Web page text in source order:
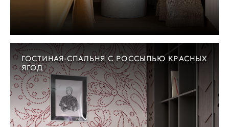
ГОСТИНАЯ-СПАЛЬНЯ С РОССЫПЬЮ КРАСНЫХ
ЯГОД